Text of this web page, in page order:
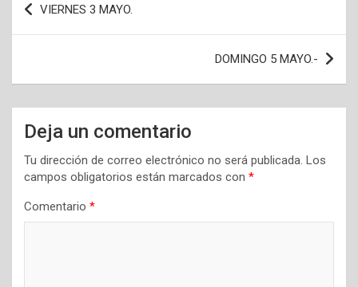
de
VIERNES 3 MAYO.
DOMINGO 5 MAYO.-
Deja un comentario
Tu dirección de correo electrónico no será publicada. Los
campos obligatorios están marcados con *
Comentario *